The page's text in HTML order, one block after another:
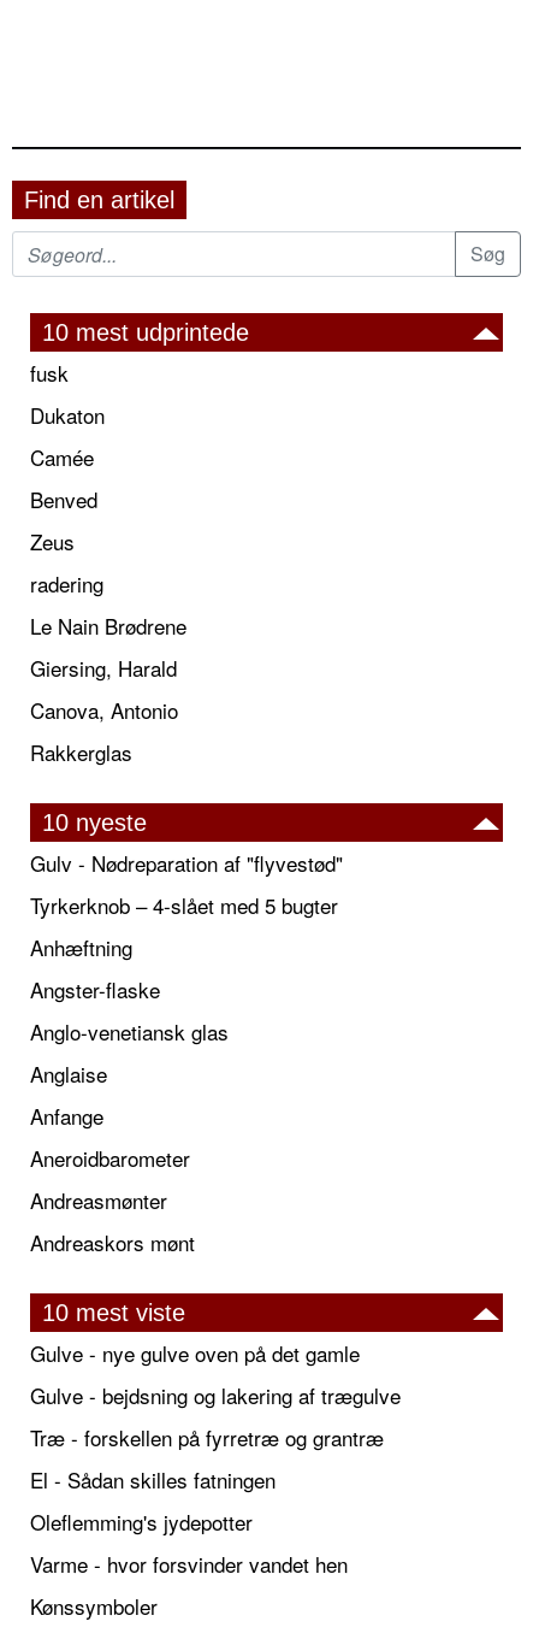
Find en artikel
10 mest udprintede
fusk
Dukaton
Camée
Benved
Zeus
radering
Le Nain Brødrene
Giersing, Harald
Canova, Antonio
Rakkerglas
10 nyeste
Gulv - Nødreparation af "flyvestød"
Tyrkerknob – 4-slået med 5 bugter
Anhæftning
Angster-flaske
Anglo-venetiansk glas
Anglaise
Anfange
Aneroidbarometer
Andreasmønter
Andreaskors mønt
10 mest viste
Gulve - nye gulve oven på det gamle
Gulve - bejdsning og lakering af trægulve
Træ - forskellen på fyrretræ og grantræ
El - Sådan skilles fatningen
Oleflemming's jydepotter
Varme - hvor forsvinder vandet hen
Kønssymboler